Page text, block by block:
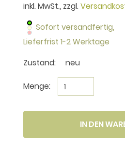
inkl. MwSt., zzgl.
Sofort versandfertig,
Lieferfrist 1-2 Werktage
Zustand:
neu
Menge:
IN DEN